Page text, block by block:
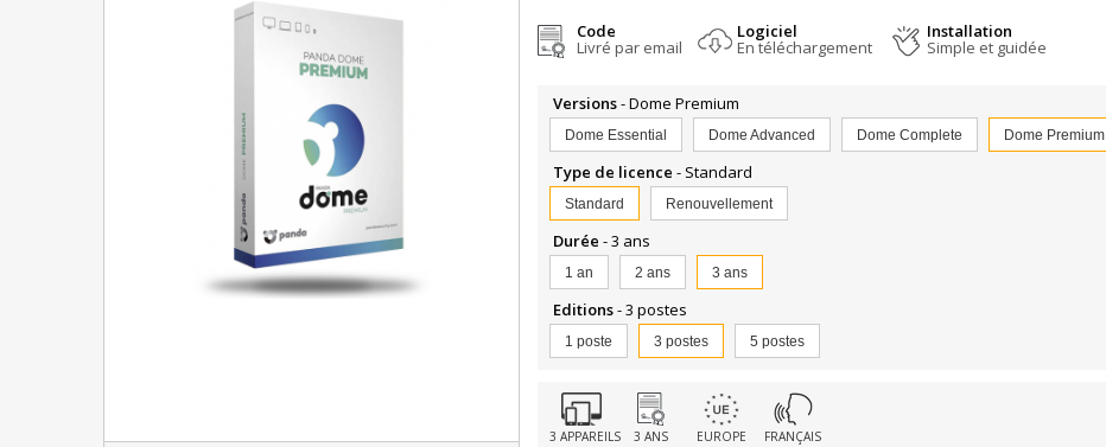
Code
Livré par email
Logiciel
En téléchargement
Installation
Simple et guidée
Versions- Dome Premium
Dome Essential Dome Advanced Dome Complete Dome Premium
Type de licence- Standard
Standard Renouvellement
Durée- 3 ans
1 an 2 ans 3 ans
Editions- 3 postes
1 poste 3 postes 5 postes
3 APPAREILS 3 ANS EUROPE FRANÇAIS